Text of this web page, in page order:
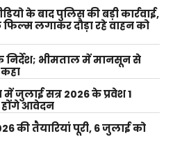
के बाद पुलिस की बड़ी कार्रवाई,
लगाकर दौड़ा रहे वाहन को
निर्देश; भीमताल में मानसून से
में जुलाई सत्र 2026 के प्रवेश 1
आवेदन
की तैयारियां पूरी, 6 जुलाई को